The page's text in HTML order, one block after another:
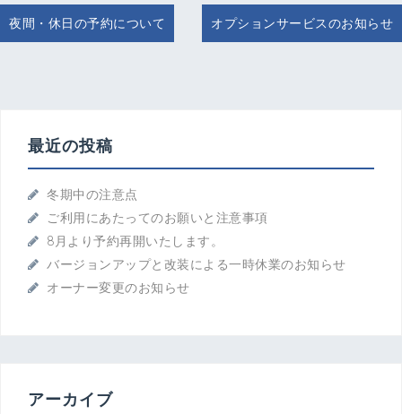
投
稿夜間・休日の予約について オプションサービスのお知らせ
最近の投稿
冬期中の注意点
ご利用にあたってのお願いと注意事項
8月より予約再開いたします。
バージョンアップと改装による一時休業のお知らせ
オーナー変更のお知らせ
アーカイブ